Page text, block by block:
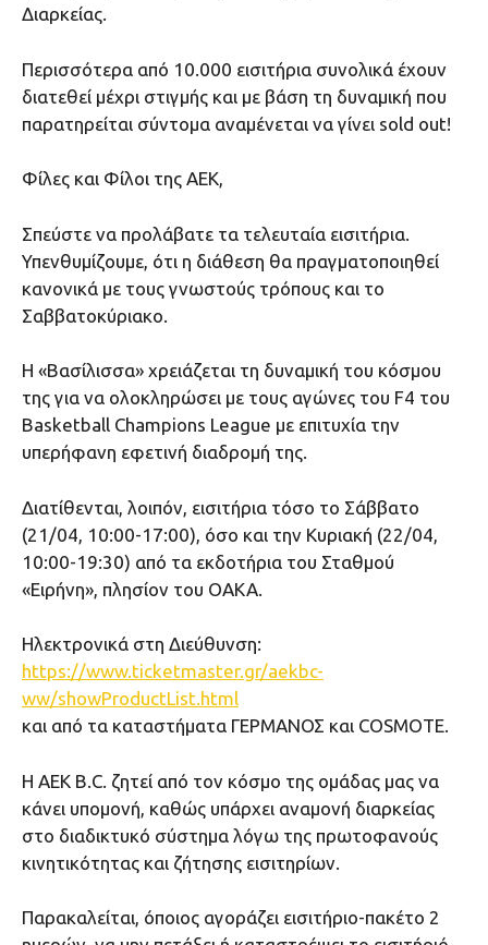
Διαρκείας.
Περισσότερα από 10.000 εισιτήρια συνολικά έχουν
διατεθεί μέχρι στιγμής και με βάση τη δυναμική που
παρατηρείται σύντομα αναμένεται να γίνει sold out!
Φίλες και Φίλοι της ΑΕΚ,
Σπεύστε να προλάβατε τα τελευταία εισιτήρια.
Υπενθυμίζουμε, ότι η διάθεση θα πραγματοποιηθεί
κανονικά με τους γνωστούς τρόπους και το
Σαββατοκύριακο.
Η «Βασίλισσα» χρειάζεται τη δυναμική του κόσμου
της για να ολοκληρώσει με τους αγώνες του F4 του
Basketball Champions League με επιτυχία την
υπερήφανη εφετινή διαδρομή της.
Διατίθενται, λοιπόν, εισιτήρια τόσο το Σάββατο
(21/04, 10:00-17:00), όσο και την Κυριακή (22/04,
10:00-19:30) από τα εκδοτήρια του Σταθμού
«Ειρήνη», πλησίον του ΟΑΚΑ.
Hλεκτρονικά στη Διεύθυνση:
https://www.ticketmaster.gr/aekbc-
ww/showProductList.html
και από τα καταστήματα ΓΕΡΜΑΝΟΣ και COSMOTE.
Η ΑΕΚ B.C. ζητεί από τον κόσμο της ομάδας μας να
κάνει υπομονή, καθώς υπάρχει αναμονή διαρκείας
στο διαδικτυκό σύστημα λόγω της πρωτοφανούς
κινητικότητας και ζήτησης εισιτηρίων.
Παρακαλείται, όποιος αγοράζει εισιτήριο-πακέτο 2